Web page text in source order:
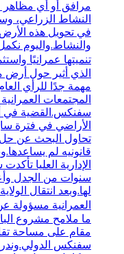
مرافق أو أي مظاهر
النشاط الزراعي،
في تحويل هذه
والنشاط.واليوم
تنميتها عمرانيًا
الذي أثير حول
مهمة جدًا للرأي
المجتمعات
سفنكس.القضية في
تحاول البحث عن
قانونيه لم
الإدارية العليا
سنوات من الجدل
لها.وبعد انتقال
العمرانية مسؤولة
ما ملامح مشروع
سفنكس